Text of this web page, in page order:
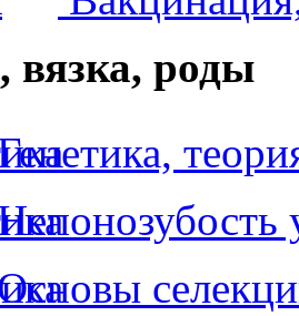
вязка, роды